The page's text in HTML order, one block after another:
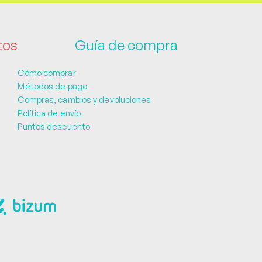
Guía de compra
Cómo comprar
Métodos de pago
Compras, cambios y devoluciones
Política de envío
Puntos descuento